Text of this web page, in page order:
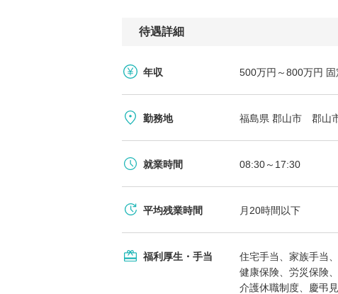
待遇詳細
年収 500万円～800万円 固
勤務地 福島県 郡山市 郡山
就業時間 08:30～17:30
平均残業時間 月20時間以下
福利厚生・手当
住宅手当、家族手当
健康保険、労災保険
介護休職制度、慶弔